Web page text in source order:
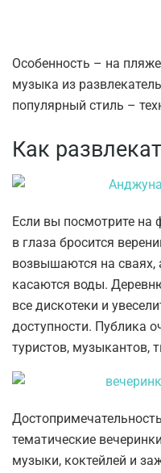
Особенность – на
музыка из
популярный стиль –
Как
Если вы посмотрите на
в глаза бросится
возвышаются на сваях,
касаются воды.
все дискотеки и
доступности. Публика
туристов, музыкантов,
тематические
музыки, коктейлей и